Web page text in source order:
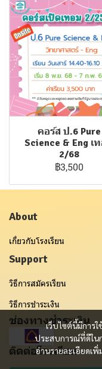
คอร์ส ป.6 Pure
Science & Eng เ
2/68
฿3,500
เว็บไซต์นี้มีการ
ประสบการณ์ที่ดีใน
อ่านรายละเอียดเพิ่
About
เกี่ยวกับโรงเรียน
Support
วิธีการสมัครเรียน
วิธีการชำระเงิน
ช่องทางชำระเงิน
ติดต่อโรงเรียน